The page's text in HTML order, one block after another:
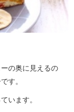
の奥に見えるの
す。
います。